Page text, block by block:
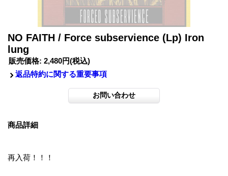
NO FAITH / Force subservience (Lp) Iron
lung
販売価格: 2,480円(税込)
返品特約に関する重要事項
商品詳細
再入荷！！！